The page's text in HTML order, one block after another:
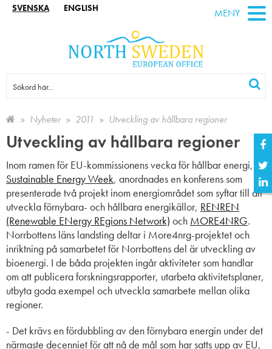
SVENSKA ENGLISH MENY
Nyheter 2011 Utveckling av hållbara regioner
Utveckling av hållbara regioner
Inom ramen för EU-kommissionens vecka för hållbar energi,
Sustainable Energy Week, anordnades en konferens som
presenterade två projekt inom energiområdet som syftar till att
utveckla förnybara- och hållbara energikällor, RENREN
(Renewable ENergy REgions Network) och MORE4NRG.
Norrbottens läns landsting deltar i More4nrg-projektet och
inriktning på samarbetet för Norrbottens del är utveckling av
bioenergi. I de båda projekten ingår aktiviteter som handlar
om att publicera forskningsrapporter, utarbeta aktivitetsplaner,
utbyta goda exempel och utveckla samarbete mellan olika
regioner.
- Det krävs en fördubbling av den förnybara energin under det
närmaste decenniet för att nå de mål som har satts upp av EU,